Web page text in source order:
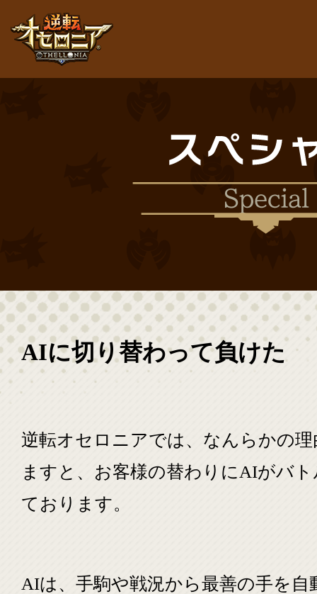
AIに切り替わって負けた
逆転オセロニアでは、なんらかの
ますと、お客様の替わりにAIがバ
ております。
AIは、手駒や戦況から最善の手を